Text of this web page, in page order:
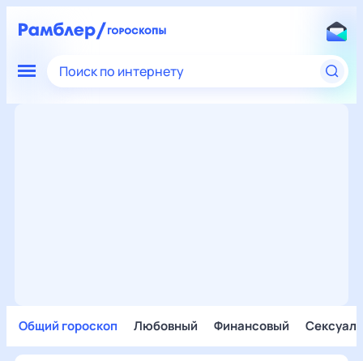
Поиск по интернету
Общий гороскоп Любовный Финансовый